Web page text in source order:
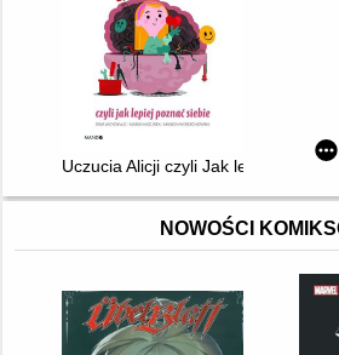
Uczucia Alicji czyli Jak lepiej poznać
NOWOŚCI